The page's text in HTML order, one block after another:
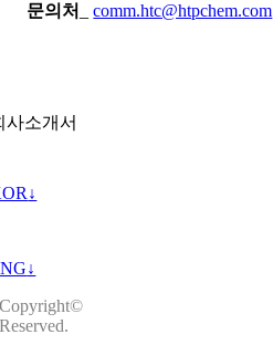
문의처
_comm.htc@htpchem.com
사소개서
↓
↓
Copyright©
Reserved.